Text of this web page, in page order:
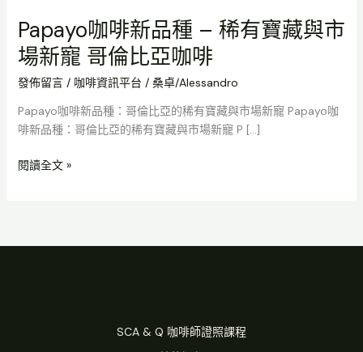
Papayo咖啡新品種 – 稀有寶藏與市
場新寵 哥倫比亞咖啡
發佈留言 / 咖啡資訊平台 / 桑卓/Alessandro
Papayo咖啡新品種：哥倫比亞的稀有寶藏與市場新寵 Papayo咖
啡新品種：哥倫比亞的稀有寶藏與市場新寵 P […]
與
市
場
新
寵
哥
比
閱讀全文 »
SCA & Q 咖啡師證照課程